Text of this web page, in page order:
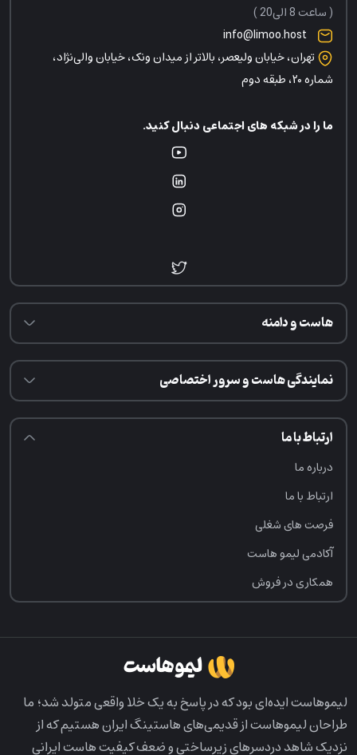
هاست و دامنه
نمایندگی هاست و سرور اختصاصی
ارتباط با ما
درباره ما
ارتباط با ما
فرصت‌ های شغلی
آکادمی لیمو هاست
همکاری در فروش
( ساعت 8 الی20 )
info@limoo.host
تهران، خیابان ولیعصر، بالاتر از میدان ونک، خیابان والی‌نژاد،
شماره ۲۰، طبقه دوم
ما را در شبکه های اجتماعی دنبال کنید.
لیمو‌هاست ایده‌ای بود که در پاسخ به یک خلا واقعی متولد شد؛ ما
طراحان لیمو‌هاست از قدیمی‌های هاستینگ ایران هستیم که از
نزدیک شاهد دردسرهای زیرساختی و ضعف کیفیت هاست ایرانی